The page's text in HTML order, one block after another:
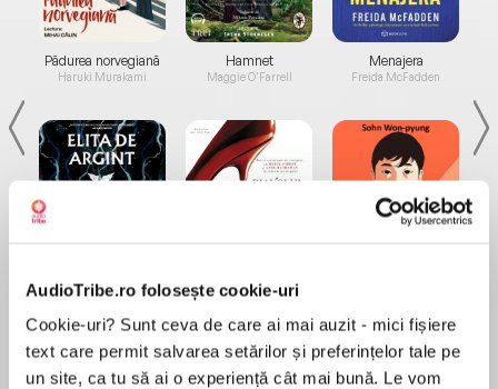
AudioTribe.ro folosește cookie-uri
Cookie-uri? Sunt ceva de care ai mai auzit - mici fișiere
text care permit salvarea setărilor și preferințelor tale pe
un site, ca tu să ai o experiență cât mai bună. Le vom
Pădurea norvegiană
Haruki Murakami
de...
Dani Francis
Hamnet
Maggie O'Farrell
la...
Lauren Weisberger
Menajera
Freida McFadden